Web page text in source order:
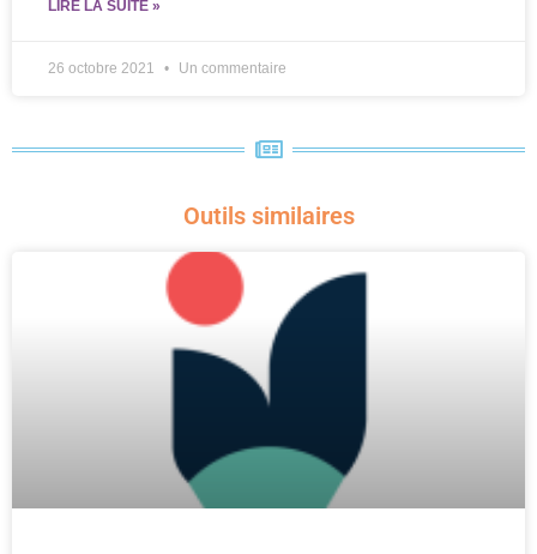
LIRE LA SUITE »
26 octobre 2021 Un commentaire
Outils similaires